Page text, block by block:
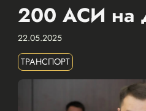
200 АСИ на
22.05.2025
ТРАНСПОРТ